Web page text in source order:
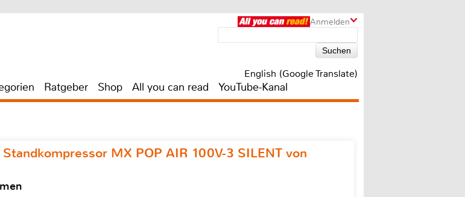
Anmelden
English (Google Translate)
Ratgeber Shop All you can read YouTube-Kanal
MX POP AIR 100V-3 SILENT von